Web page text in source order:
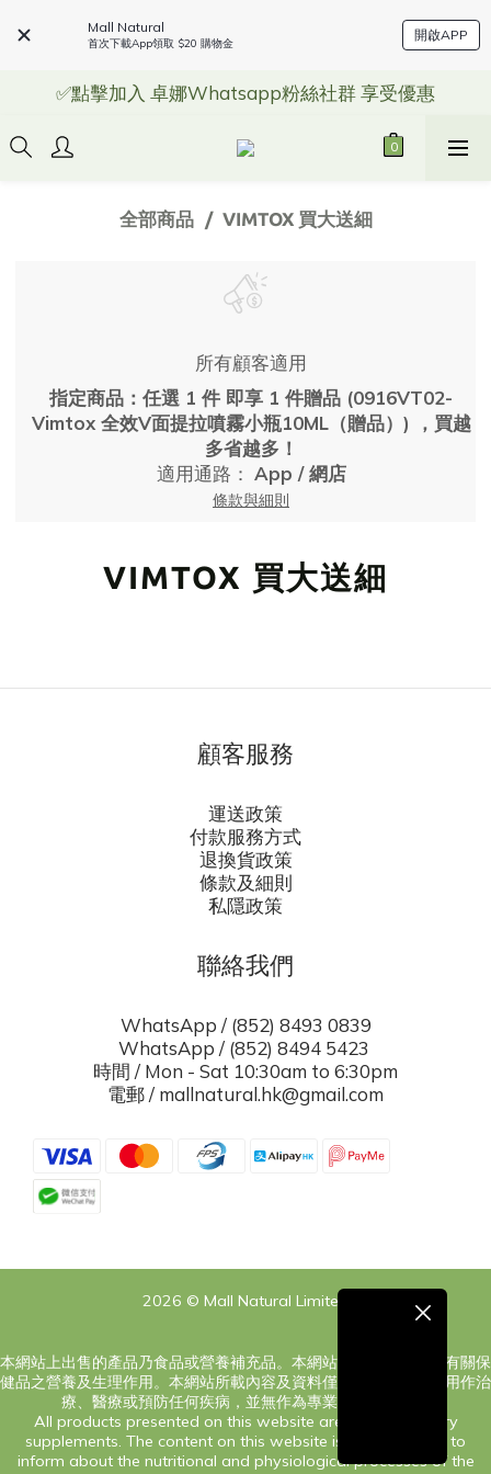
Mall Natural
首次下載App領取 $20 購物金
開啟APP
✅點擊加入 卓娜Whatsapp粉絲社群 享受優惠
全部商品 VIMTOX 買大送細
所有顧客適用
指定商品：任選 1 件 即享 1 件贈品 (0916VT02-
Vimtox 全效V面提拉噴霧小瓶10ML（贈品）) ，買越
多省越多！
適用通路： App / 網店
條款與細則
VIMTOX 買大送細
顧客服務
運送政策
付款服務方式
退換貨政策
條款及細則
私隱政策
聯絡我們
WhatsApp / (852) 8493 0839
WhatsApp / (852) 8494 5423
時間 / Mon - Sat 10:30am to 6:30pm
電郵 / mallnatural.hk@gmail.com
2026 © Mall Natural Limited
本網站上出售的產品乃食品或營養補充品。本網站之內容旨在告知有關保
健品之營養及生理作用。本網站所載內容及資料僅供參考，絕對非用作治
療、醫療或預防任何疾病，並無作為專業意見之意圖。
All products presented on this website are food or dietary
supplements. The content on this website is only intended to
inform about the nutritional and physiological processes of the